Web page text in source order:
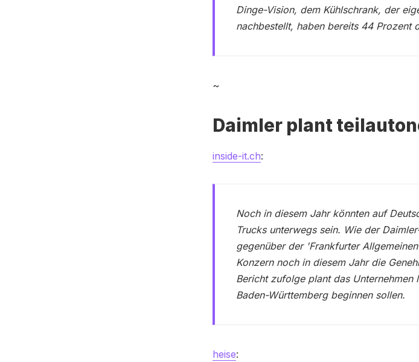
Dinge-Vision, dem Kühlschrank, der
nachbestellt, haben bereits 44 Prozent
~
Daimler plant
inside-it.ch:
Noch in diesem Jahr könnten auf
Trucks unterwegs sein. Wie der
gegenüber der 'Frankfurter
Konzern noch in diesem Jahr die
Bericht zufolge plant das Unternehmen
Baden-Württemberg beginnen sollen.
heise: